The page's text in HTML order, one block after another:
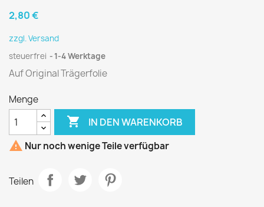
2,80 €
zzgl. Versand
steuerfrei
1-4 Werktage
Auf Original Trägerfolie
Menge
 IN DEN WARENKORB
 Nur noch wenige Teile verfügbar
Teilen